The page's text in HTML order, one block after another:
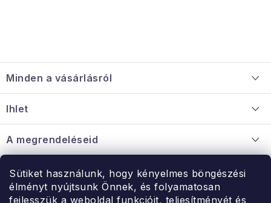
Sütiket használunk, hogy kényelmes böngészési
élményt nyújtsunk Önnek, és folyamatosan
fejlesszük a weboldal funkcióit, teljesítményét és
á
b
é
c
Minden a vásárlásról
Információ a mellékletről
Nagykereskedelmi együttműködés
Ihlet
A megrendeléseid
Érintkezés
Érintkezés
Hé-Pé: 9:00-15:00